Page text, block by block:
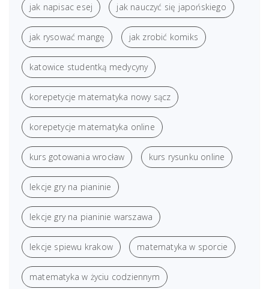
jak napisac esej jak nauczyć się japońskiego
jak rysować mangę jak zrobić komiks
katowice studentką medycyny
korepetycje matematyka nowy sącz
korepetycje matematyka online
kurs gotowania wrocław kurs rysunku online
lekcje gry na pianinie
lekcje gry na pianinie warszawa
lekcje spiewu krakow matematyka w sporcie
matematyka w życiu codziennym